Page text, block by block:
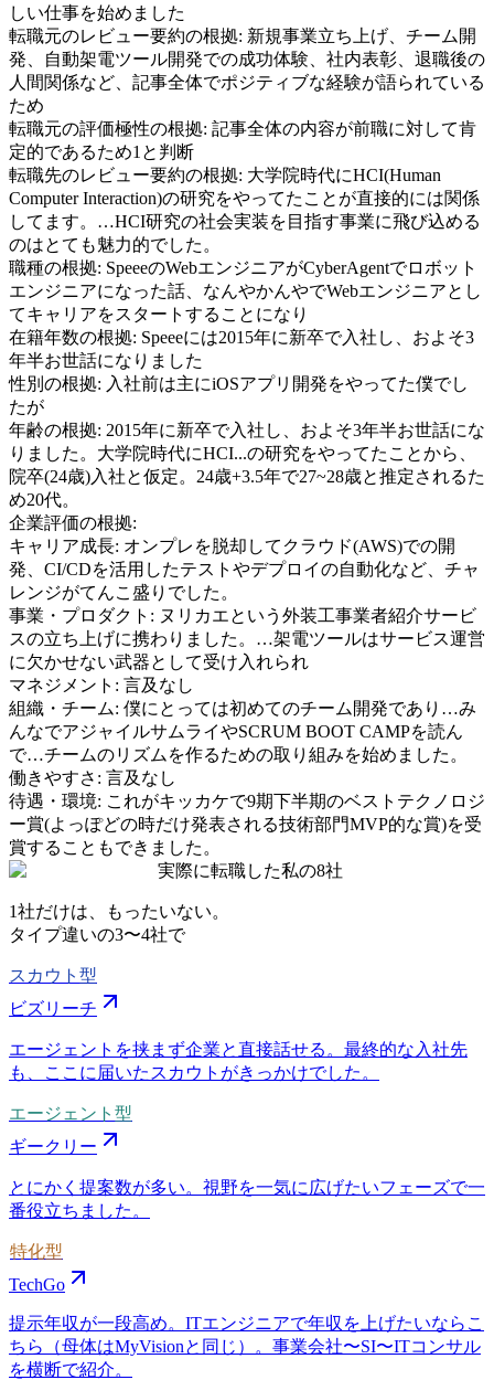
しい仕事を始めました
転職元のレビュー要約の根拠: 新規事業立ち上げ、チーム開
発、自動架電ツール開発での成功体験、社内表彰、退職後の
人間関係など、記事全体でポジティブな経験が語られている
ため
転職元の評価極性の根拠: 記事全体の内容が前職に対して肯
定的であるため1と判断
転職先のレビュー要約の根拠: 大学院時代にHCI(Human
Computer Interaction)の研究をやってたことが直接的には関係
してます。…HCI研究の社会実装を目指す事業に飛び込める
のはとても魅力的でした。
職種の根拠: SpeeeのWebエンジニアがCyberAgentでロボット
エンジニアになった話、なんやかんやでWebエンジニアとし
てキャリアをスタートすることになり
在籍年数の根拠: Speeeには2015年に新卒で入社し、およそ3
年半お世話になりました
性別の根拠: 入社前は主にiOSアプリ開発をやってた僕でし
たが
年齢の根拠: 2015年に新卒で入社し、およそ3年半お世話にな
りました。大学院時代にHCI...の研究をやってたことから、
院卒(24歳)入社と仮定。24歳+3.5年で27~28歳と推定されるた
め20代。
企業評価の根拠:
キャリア成長: オンプレを脱却してクラウド(AWS)での開
発、CI/CDを活用したテストやデプロイの自動化など、チャ
レンジがてんこ盛りでした。
事業・プロダクト : ヌリカエという外装工事業者紹介サービ
スの立ち上げに携わりました。…架電ツールはサービス運営
に欠かせない武器として受け入れられ
マネジメント : 言及なし
組織・チーム: 僕にとっては初めてのチーム開発であり…み
んなでアジャイルサムライやSCRUM BOOT CAMPを読ん
で…チームのリズムを作るための取り組みを始めました。
働きやすさ : 言及なし
待遇・環境: これがキッカケで9期下半期のベストテクノロジ
ー賞(よっぽどの時だけ発表される技術部門MVP的な賞)を受
賞することもできました。
実際に転職した私の8社
1社だけは、もったいない。
タイプ違いの3〜4社で
スカウト型
ビズリーチ
エージェントを挟まず企業と直接話せる。最終的な入社先
も、ここに届いたスカウトがきっかけでした。
エージェント型
ギークリー
とにかく提案数が多い。視野を一気に広げたいフェーズで一
番役立ちました。
特化型
TechGo
提示年収が一段高め。ITエンジニアで年収を上げたいならこ
ちら（母体はMyVisionと同じ）。事業会社〜SI〜ITコンサル
を横断で紹介。